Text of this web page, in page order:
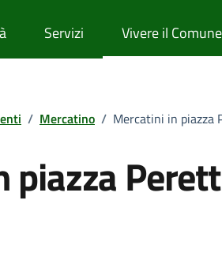
Servizi Vivere il Comune
/ Mercatino / Mercatini in piazza